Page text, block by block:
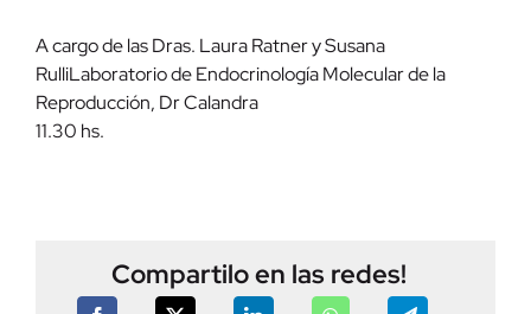
A cargo de las Dras. Laura Ratner y Susana
RulliLaboratorio de Endocrinología Molecular de la
Reproducción, Dr Calandra
11.30 hs.
Compartilo en las redes!